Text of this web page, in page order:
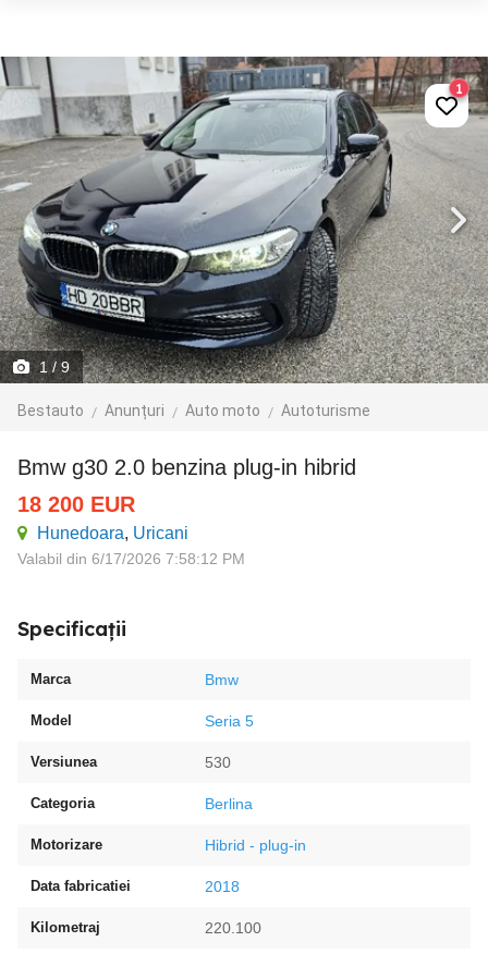
1/ 9
Bestauto Anunțuri Auto moto Autoturisme
1
Bmw g30 2.0 benzina plug-in hibrid
18 200 EUR
Hunedoara, Uricani
Valabil din 6/17/2026 7:58:12 PM
Specificații
Marca Bmw
Model Seria 5
Versiunea 530
Categoria Berlina
Motorizare Hibrid - plug-in
Data fabricatiei 2018
Kilometraj 220.100